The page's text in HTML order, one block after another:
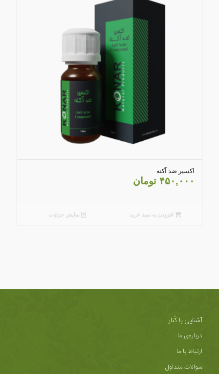
5.00
اکسیر ضد آکنه
۴۵۰,۰۰۰ تومان
افزودن به سبد خرید نمایش جزئیات
آشنایی با کُنار
درباره‌ی ما
ارتباط با ما
سوالات متداول